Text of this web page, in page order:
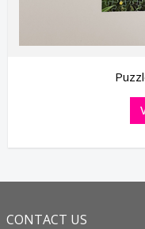
CONTACT US